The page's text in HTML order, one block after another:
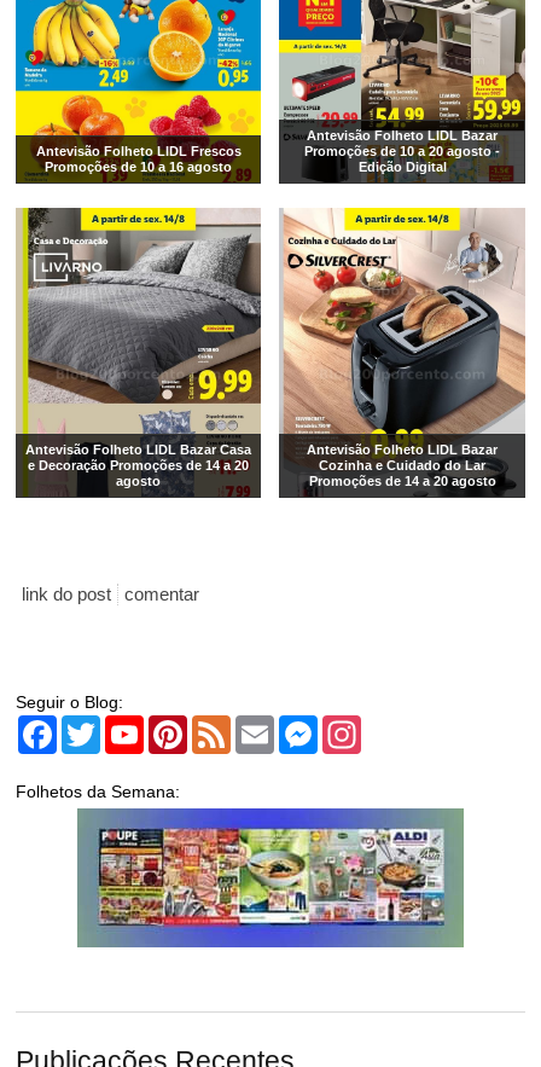
Antevisão Folheto LIDL Frescos
Promoções de 10 a 16 agosto
Antevisão Folheto LIDL Bazar
Promoções de 10 a 20 agosto -
Edição Digital
Antevisão Folheto LIDL Bazar Casa
e Decoração Promoções de 14 a 20
agosto
Antevisão Folheto LIDL Bazar
Cozinha e Cuidado do Lar
Promoções de 14 a 20 agosto
link do post comentar
Seguir o Blog:
Facebook
TwitterYouTubePinterest
Feed Email Messenger
Folhetos da Semana: